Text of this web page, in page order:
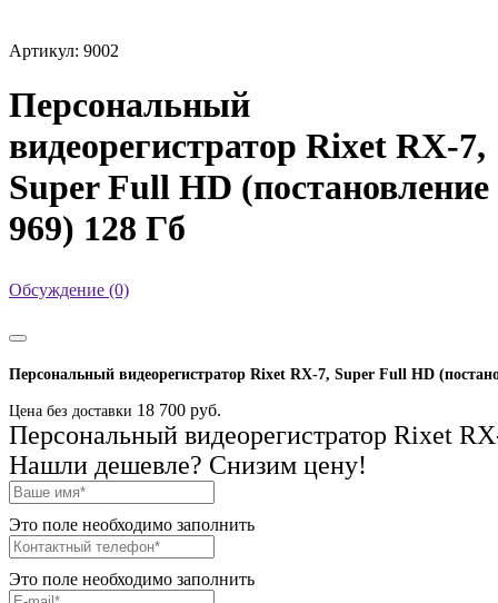
Артикул: 9002
Персональный
видеорегистратор Rixet RX-7,
Super Full HD (постановление
969) 128 Гб
Обсуждение (0)
Персональный видеорегистратор Rixet RX-7, Super Full HD
Цена без доставки 18 700 руб.
Персональный видеорегистратор Rixet
Нашли дешевле? Снизим цену!
Это поле необходимо заполнить
Это поле необходимо заполнить